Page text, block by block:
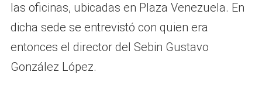
las oficinas, ubicadas en Plaza Venezuela. En
dicha sede se entrevistó con quien era
entonces el director del Sebin Gustavo
González López.